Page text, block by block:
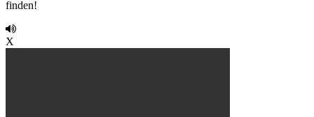
finden!
X